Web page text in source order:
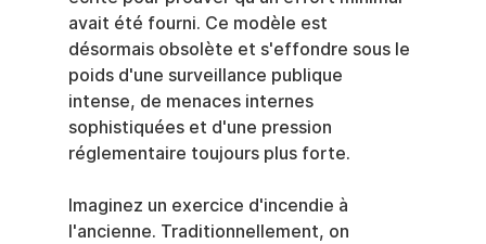
avait été fourni. Ce modèle est
désormais obsolète et s'effondre sous le
poids d'une surveillance publique
intense, de menaces internes
sophistiquées et d'une pression
réglementaire toujours plus forte.
Imaginez un exercice d'incendie à
l'ancienne. Traditionnellement, on